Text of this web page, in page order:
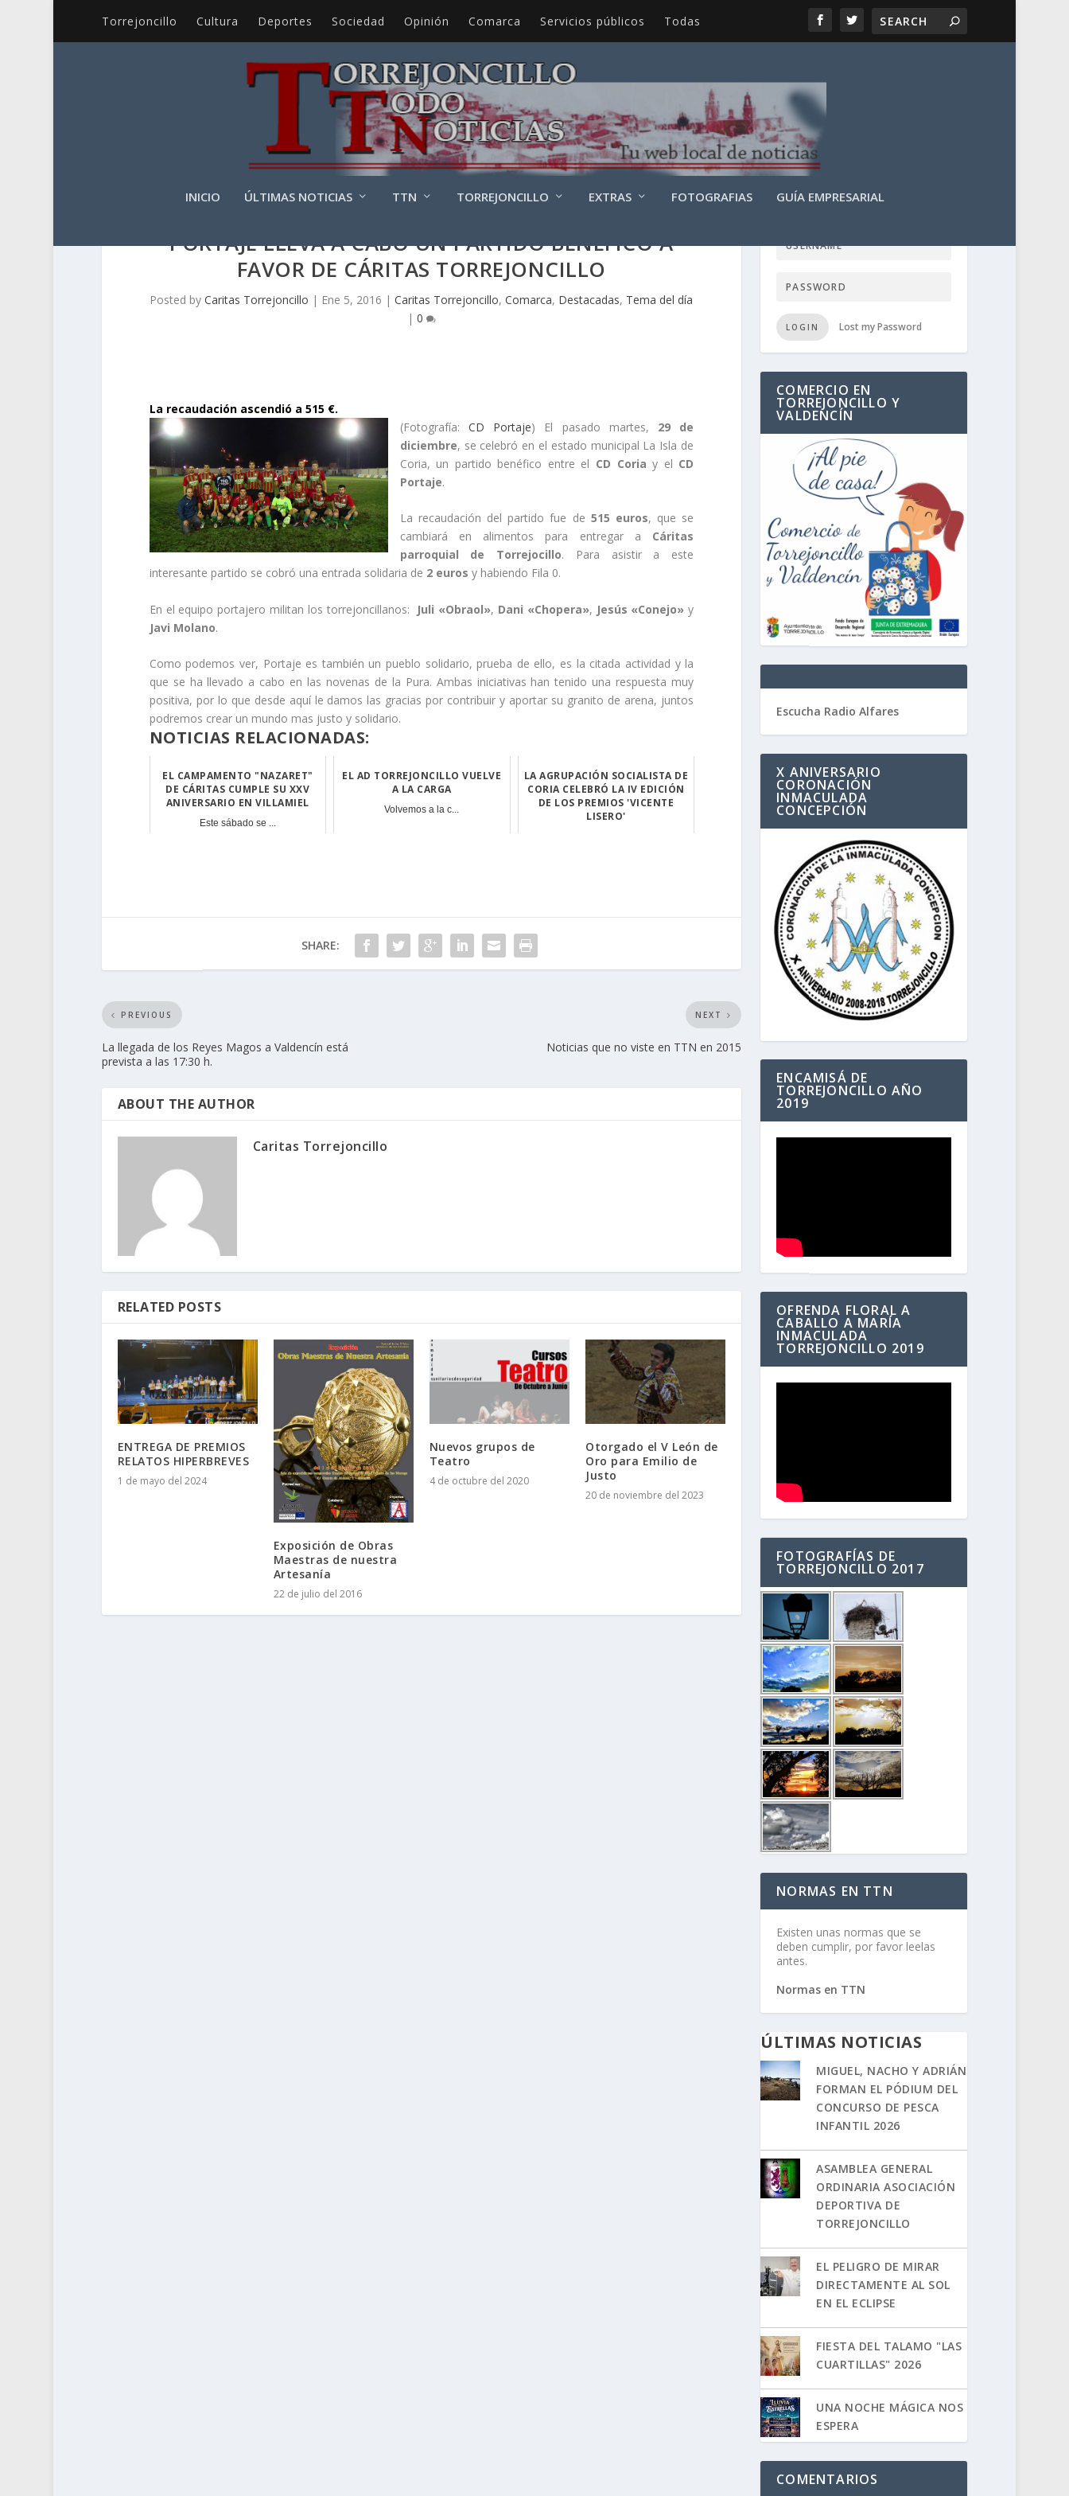
Torrejoncillo Cultura Deportes Sociedad Opinión Comarca Servicios públicos Todas
INICIO ÚLTIMAS NOTICIAS TTN TORREJONCILLO EXTRAS FOTOGRAFIAS GUÍA EMPRESARIAL
PORTAJE LLEVA A CABO UN PARTIDO BENÉFICO A
FAVOR DE CÁRITAS TORREJONCILLO
Posted byCaritas Torrejoncillo | Ene 5, 2016 |Caritas Torrejoncillo,Comarca, Destacadas, Tema del día
| 0
La recaudación ascendió a 515 €.
(Fotografía: CD Portaje) El pasado martes, 29 de
diciembre, se celebró en el estado municipal La Isla de
Coria, un partido benéfico entre el CD Coria y el CD
Portaje.
La recaudación del partido fue de 515 euros, que se
cambiará en alimentos para entregar a Cáritas
parroquial de Torrejocillo. Para asistir a este
interesante partido se cobró una entrada solidaria de 2 euros y habiendo Fila 0.
En el equipo portajero militan los torrejoncillanos: Juli «Obraol», Dani «Chopera», Jesús «Conejo» y
Javi Molano.
Como podemos ver, Portaje es también un pueblo solidario, prueba de ello, es la citada actividad y la
que se ha llevado a cabo en las novenas de la Pura. Ambas iniciativas han tenido una respuesta muy
positiva, por lo que desde aquí le damos las gracias por contribuir y aportar su granito de arena, juntos
podremos crear un mundo mas justo y solidario.
NOTICIAS RELACIONADAS:
EL CAMPAMENTO "NAZARET"
DE CÁRITAS CUMPLE SU XXV
ANIVERSARIO EN VILLAMIEL
Este sábado se ...
EL AD TORREJONCILLO VUELVE
A LA CARGA
Volvemos a la c...
LA AGRUPACIÓN SOCIALISTA DE
CORIA CELEBRÓ LA IV EDICIÓN
DE LOS PREMIOS 'VICENTE
LISERO'
SHARE:
PREVIOUS
La llegada de los Reyes Magos a Valdencín está
prevista a las 17:30 h.
NEXT
Noticias que no viste en TTN en 2015
ABOUT THE AUTHOR
Caritas Torrejoncillo
RELATED POSTS
ENTREGA DE PREMIOS
RELATOS HIPERBREVES
1 de mayo del 2024
Exposición de Obras
Maestras de nuestra
Artesanía
22 de julio del 2016
Nuevos grupos de
Teatro
4 de octubre del 2020
Otorgado el V León de
Oro para Emilio de
Justo
20 de noviembre del 2023
LOGIN USER TTN
LOGIN Lost my Password
COMERCIO EN
TORREJONCILLO Y
VALDENCÍN
Escucha Radio Alfares
X ANIVERSARIO
CORONACIÓN
INMACULADA
CONCEPCIÓN
ENCAMISÁ DE
TORREJONCILLO AÑO
2019
OFRENDA FLORAL A
CABALLO A MARÍA
INMACULADA
TORREJONCILLO 2019
FOTOGRAFÍAS DE
TORREJONCILLO 2017
NORMAS EN TTN
Existen unas normas que se
deben cumplir, por favor leelas
antes.
Normas en TTN
ÚLTIMAS NOTICIAS
MIGUEL, NACHO Y ADRIÁN
FORMAN EL PÓDIUM DEL
CONCURSO DE PESCA
INFANTIL 2026
ASAMBLEA GENERAL
ORDINARIA ASOCIACIÓN
DEPORTIVA DE
TORREJONCILLO
EL PELIGRO DE MIRAR
DIRECTAMENTE AL SOL
EN EL ECLIPSE
FIESTA DEL TALAMO "LAS
CUARTILLAS" 2026
UNA NOCHE MÁGICA NOS
ESPERA
COMENTARIOS